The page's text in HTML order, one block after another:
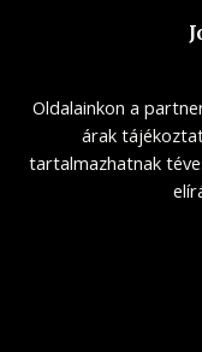
Oldalainkon a
árak
tartalmazhatnak